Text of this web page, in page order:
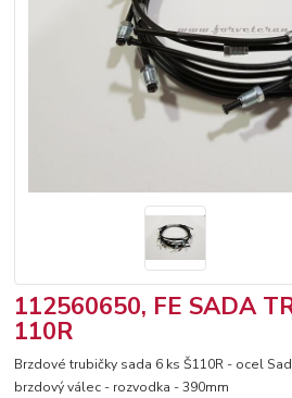
112560650, FE SADA
110R
Brzdové trubičky sada 6 ks Š110R - ocel
brzdový válec - rozvodka - 390mm